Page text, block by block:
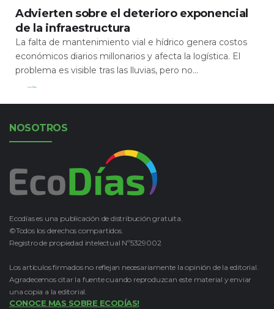
Advierten sobre el deterioro exponencial
de la infraestructura
La falta de mantenimiento vial e hídrico genera costos
económicos diarios millonarios y afecta la logística. El
problema es visible tras las lluvias, pero no...
Leer Más
NOSOTROS
Ecodías es una publicación de distribución gratuita.
©Todos los derechos compartidos.
Registro de propiedad intelectual Nº5329002
Los artículos firmados no reflejan necesariamente la opinión de la editorial.
Agradecemos citar la fuente cuando reproduzcan este material y enviar
una copia a la editorial.
CONOCE MAS SOBRE ECODÍAS!